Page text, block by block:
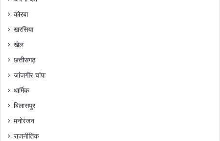
कोरबा
खरसिया
खेल
छत्तीसगढ़
जांजगीर चांपा
धार्मिक
बिलासपुर
मनोरंजन
राजनीतिक